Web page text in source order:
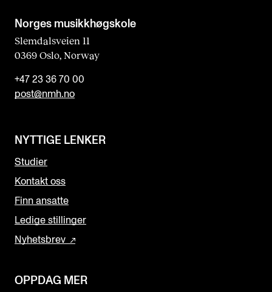
Norges musikk­høgskole
Slemdalsveien 11
0369 Oslo, Norway
+47 23 36 70 00
post@nmh.no
NYTTIGE LENKER
Studier
Kontakt oss
Finn ansatte
Ledige stillinger
Nyhetsbrev
OPPDAG MER